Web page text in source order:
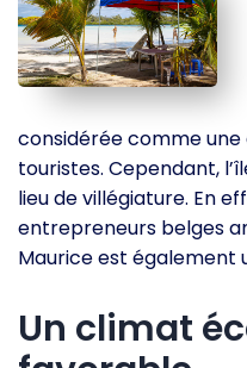
considérée comme
touristes. Cependant,
lieu de villégiature. En
entrepreneurs belges
Maurice est également
Un climat